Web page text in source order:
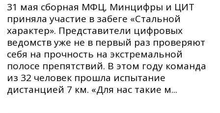
31 мая сборная МФЦ, Минцифры и ЦИТ
приняла участие в забеге «Стальной
характер». Представители цифровых
ведомств уже не в первый раз проверяют
себя на прочность на экстремальной
полосе препятствий. В этом году команда
из 32 человек прошла испытание
дистанцией 7 км. «Для нас такие м...